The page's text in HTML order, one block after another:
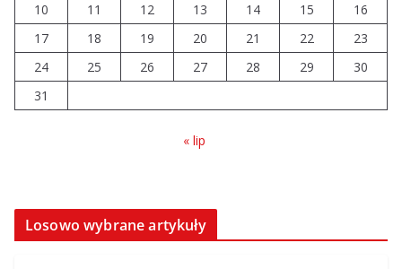
14 sierpnia urzędy skarbowe
będą nieczynne
06.08.2026
10
11 12 13 14 15
16
17
18 19 20 21 22
23
24
25 26 27 28 29
30
31
« lip
Losowo wybrane artykuły